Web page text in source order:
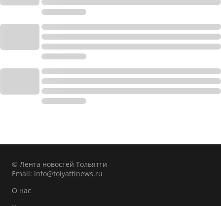
© Лента новостей Тольятти
Email: info@tolyattinews.ru
О нас